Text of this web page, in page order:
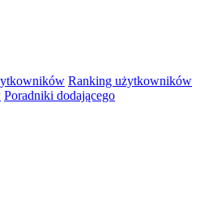
Ranking użytkowników
Poradniki dodającego